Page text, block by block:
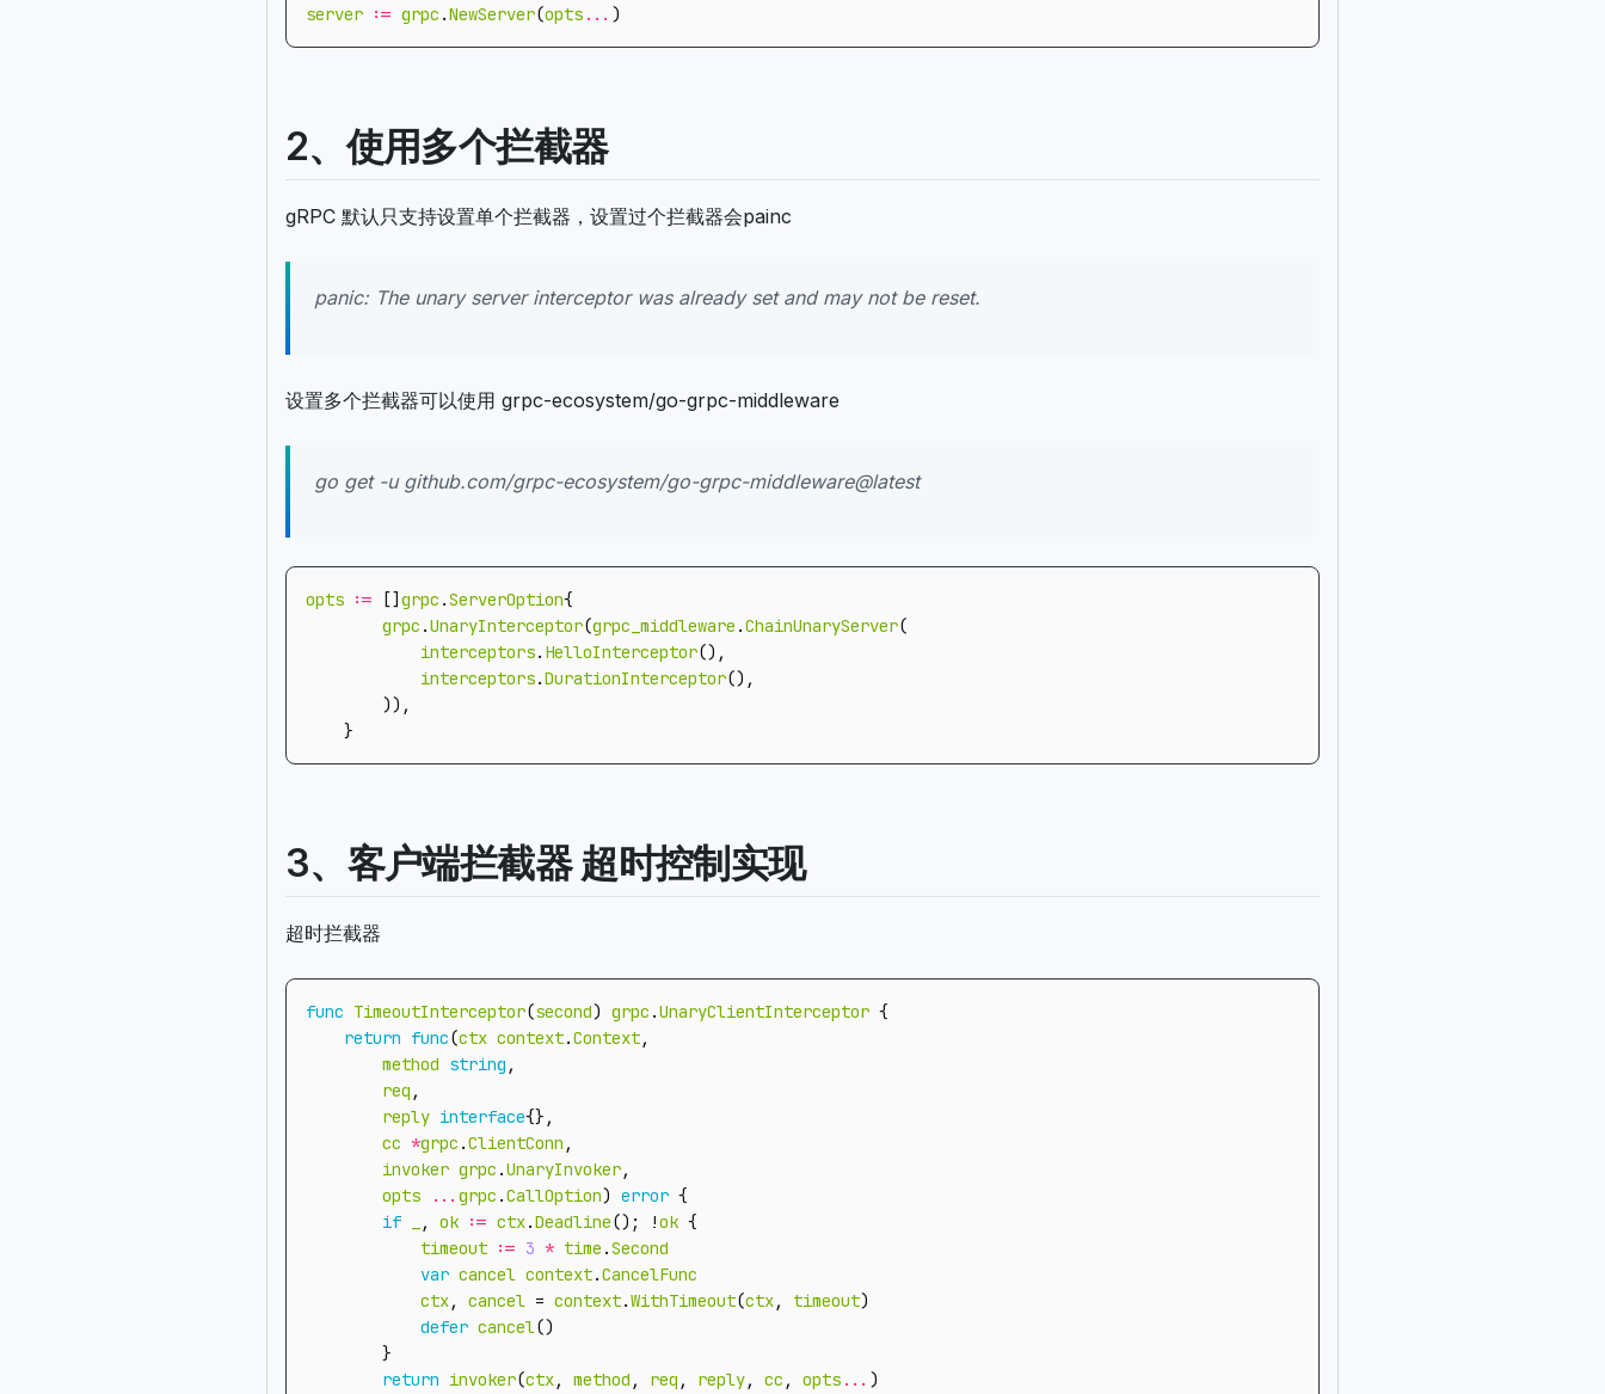
server := grpc .NewServer(opts ... )
2、使用多个拦截器
gRPC 默认只支持设置单个拦截器，设置过个拦截器会painc
panic: The unary server interceptor was already set and may not be reset.
设置多个拦截器可以使用 grpc-ecosystem/go-grpc-middleware
go get -u github.com/grpc-ecosystem/go-grpc-middleware@latest
opts := [] grpc .ServerOption{
grpc .UnaryInterceptor(grpc_middleware .ChainUnaryServer(
interceptors. HelloInterceptor(),
interceptors.DurationInterceptor(),
)),
}
3、客户端拦截器 超时控制实现
超时拦截器
func TimeoutInterceptor(second) grpc .UnaryClientInterceptor {
return func(ctx context.Context,
method string ,
req ,
reply interface{},
cc *grpc .ClientConn ,
invoker grpc .UnaryInvoker,
opts
... grpc .CallOption) error {
if
, ok := ctx.Deadline(); !ok {
timeout := 3 * time .Second
var cancel context.CancelFunc
ctx, cancel = context.WithTimeout(ctx, timeout)
defer cancel()
}
return invoker(ctx, method , req , reply, cc , opts ... )